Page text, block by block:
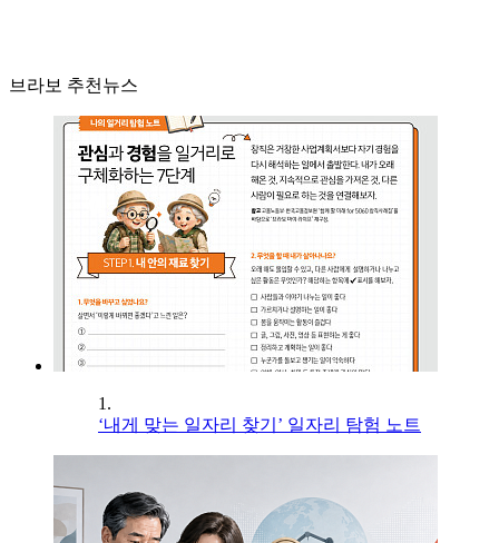
브라보 추천뉴스
1.
‘내게 맞는 일자리 찾기’ 일자리 탐험 노트